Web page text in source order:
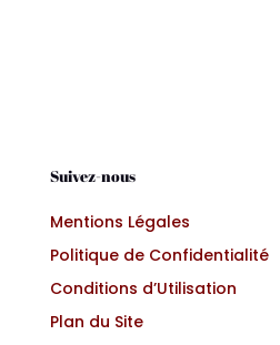
Suivez-nous
Mentions Légales
Politique de Confidentialité
Conditions d’Utilisation
Plan du Site